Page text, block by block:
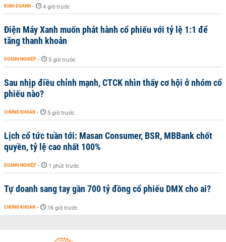
KINH DOANH - 4 giờ trước
Điện Máy Xanh muốn phát hành cổ phiếu với tỷ lệ 1:1 để
tăng thanh khoản
DOANH NGHIỆP - 5 giờ trước
Sau nhịp điều chỉnh mạnh, CTCK nhìn thấy cơ hội ở nhóm cổ
phiếu nào?
CHỨNG KHOÁN - 5 giờ trước
Lịch cổ tức tuần tới: Masan Consumer, BSR, MBBank chốt
quyền, tỷ lệ cao nhất 100%
DOANH NGHIỆP - 1 phút trước
Tự doanh sang tay gần 700 tỷ đồng cổ phiếu DMX cho ai?
CHỨNG KHOÁN - 16 giờ trước